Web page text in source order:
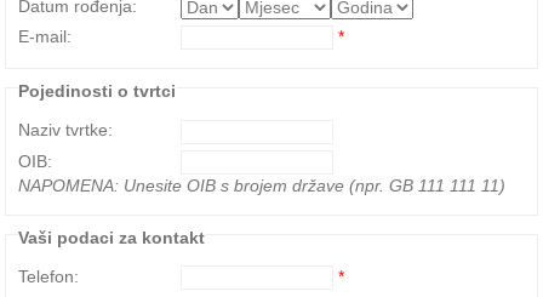
O
NAMA
Datum rođenja:
E-mail:
*
Pojedinosti o tvrtci
Naziv tvrtke:
OIB:
NAPOMENA: Unesite OIB s brojem države (npr. GB 111 111 11)
Vaši podaci za kontakt
Telefon:
*